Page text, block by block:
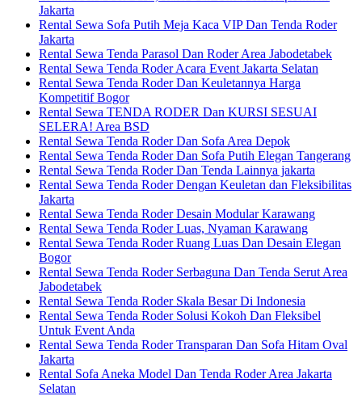
Jakarta
Rental Sewa Sofa Putih Meja Kaca VIP Dan Tenda Roder
Jakarta
Rental Sewa Tenda Parasol Dan Roder Area Jabodetabek
Rental Sewa Tenda Roder Acara Event Jakarta Selatan
Rental Sewa Tenda Roder Dan Keuletannya Harga
Kompetitif Bogor
Rental Sewa TENDA RODER Dan KURSI SESUAI
SELERA! Area BSD
Rental Sewa Tenda Roder Dan Sofa Area Depok
Rental Sewa Tenda Roder Dan Sofa Putih Elegan Tangerang
Rental Sewa Tenda Roder Dan Tenda Lainnya jakarta
Rental Sewa Tenda Roder Dengan Keuletan dan Fleksibilitas
Jakarta
Rental Sewa Tenda Roder Desain Modular Karawang
Rental Sewa Tenda Roder Luas, Nyaman Karawang
Rental Sewa Tenda Roder Ruang Luas Dan Desain Elegan
Bogor
Rental Sewa Tenda Roder Serbaguna Dan Tenda Serut Area
Jabodetabek
Rental Sewa Tenda Roder Skala Besar Di Indonesia
Rental Sewa Tenda Roder Solusi Kokoh Dan Fleksibel
Untuk Event Anda
Rental Sewa Tenda Roder Transparan Dan Sofa Hitam Oval
Jakarta
Rental Sofa Aneka Model Dan Tenda Roder Area Jakarta
Selatan